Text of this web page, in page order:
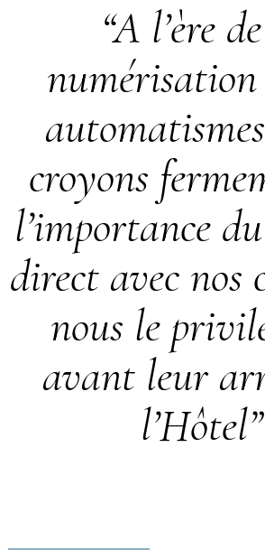
“A l’ère
numérisation
croyons
l’importance
direct avec nos
nous le
avant leur
l’Hôtel”